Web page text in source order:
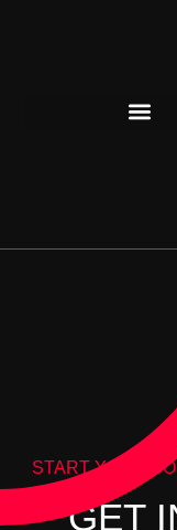
START YOUR
GET